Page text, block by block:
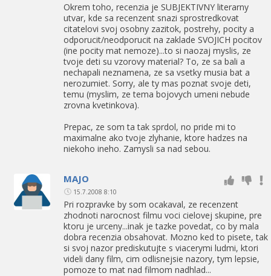
Okrem toho, recenzia je SUBJEKTIVNY literarny
utvar, kde sa recenzent snazi sprostredkovat
citatelovi svoj osobny zazitok, postrehy, pocity a
odporucit/neodporucit na zaklade SVOJICH pocitov
(ine pocity mat nemoze)...to si naozaj myslis, ze
tvoje deti su vzorovy material? To, ze sa bali a
nechapali neznamena, ze sa vsetky musia bat a
nerozumiet. Sorry, ale ty mas poznat svoje deti,
temu (myslim, ze tema bojovych umeni nebude
zrovna kvetinkova).
Prepac, ze som ta tak sprdol, no pride mi to
maximalne ako tvoje zlyhanie, ktore hadzes na
niekoho ineho. Zamysli sa nad sebou.
MAJO
15.7.2008 8:10
Pri rozpravke by som ocakaval, ze recenzent
zhodnoti narocnost filmu voci cielovej skupine, pre
ktoru je urceny...inak je tazke povedat, co by mala
dobra recenzia obsahovat. Mozno ked to pisete, tak
si svoj nazor prediskutujte s viacerymi ludmi, ktori
videli dany film, cim odlisnejsie nazory, tym lepsie,
pomoze to mat nad filmom nadhlad...